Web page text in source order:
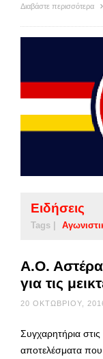
Διαβάστε περισσότερα
Ειδήσεις
Tags |
Α.Ο.
για τις
20 ΟΚΤΩΒΡΊΟΥ,
Συγχαρητήρια
αποτελέσματα που